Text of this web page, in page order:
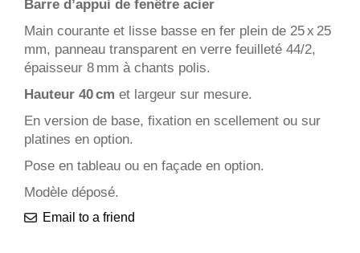
Barre d’appui de fenêtre acier
Main courante et lisse basse en fer plein de 25 x 25
mm, panneau transparent en verre feuilleté 44/2,
épaisseur 8 mm à chants polis.
Hauteur 40 cm et largeur sur mesure.
En version de base, fixation en scellement ou sur
platines en option.
Pose en tableau ou en façade en option.
Modèle déposé.
Email to a friend